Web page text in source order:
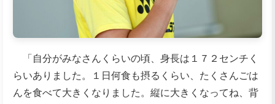
「自分がみなさんくらいの頃、身長は１７２センチく
らいありました。１日何食も摂るくらい、たくさんごは
んを食べて大きくなりました。縦に大きくなってね、背